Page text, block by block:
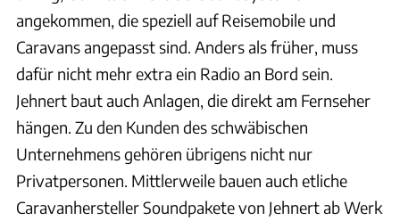
angekommen, die speziell auf Reisemobile und
Caravans angepasst sind. Anders als früher, muss
dafür nicht mehr extra ein Radio an Bord sein.
Jehnert baut auch Anlagen, die direkt am Fernseher
hängen. Zu den Kunden des schwäbischen
Unternehmens gehören übrigens nicht nur
Privatpersonen. Mittlerweile bauen auch etliche
Caravanhersteller Soundpakete von Jehnert ab Werk